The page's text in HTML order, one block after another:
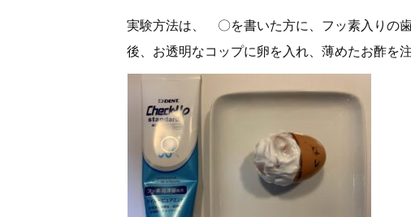
実験方法は、 〇を書いた方に、フッ素入りの
後、お透明なコップに卵を入れ、薄めたお酢を